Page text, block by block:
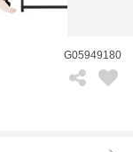
G05949180